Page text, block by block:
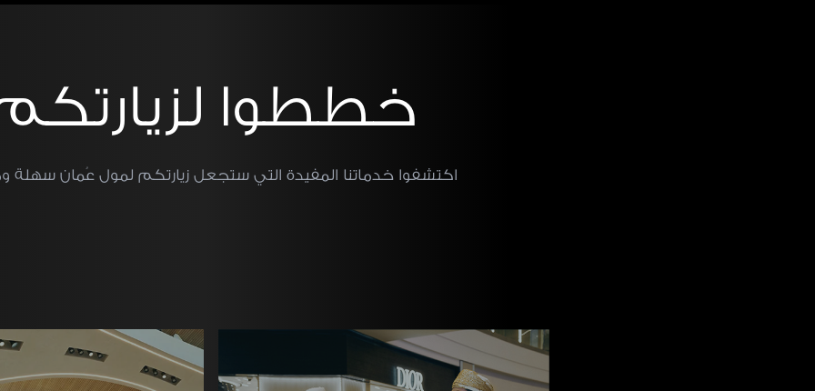
خططوا
اكتشفوا خدماتنا المفيدة التي ستجعل زيارتكم لمول عُمان سهلة